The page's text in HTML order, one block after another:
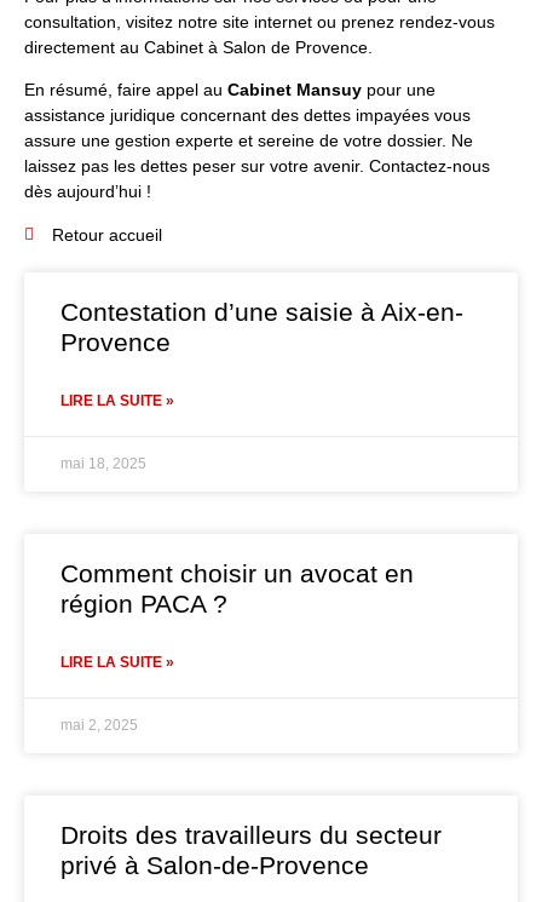
consultation, visitez notre site internet ou prenez rendez-vous
directement au Cabinet à Salon de Provence.
En résumé, faire appel au Cabinet Mansuy pour une
assistance juridique concernant des dettes impayées vous
assure une gestion experte et sereine de votre dossier. Ne
laissez pas les dettes peser sur votre avenir. Contactez-nous
dès aujourd’hui !
Retour accueil
Contestation d’une saisie à Aix-en-
Provence
LIRE LA SUITE »
mai 18, 2025
Comment choisir un avocat en
région PACA ?
LIRE LA SUITE »
mai 2, 2025
Droits des travailleurs du secteur
privé à Salon-de-Provence